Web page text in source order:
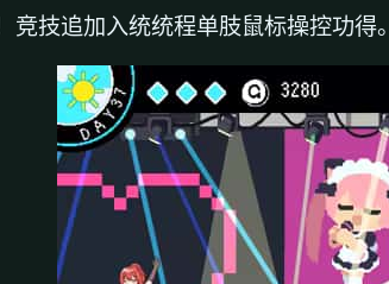
竞技追加入统统程单肢鼠标操控功得。